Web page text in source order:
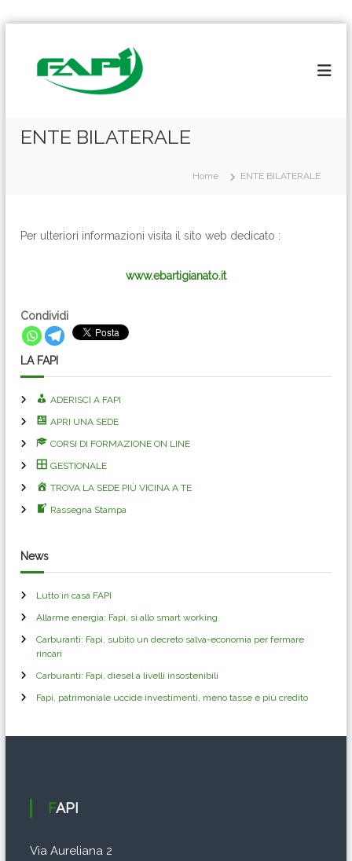
ENTE BILATERALE
Home ENTE BILATERALE
Per ulteriori informazioni visita il sito web dedicato :
www.ebartigianato.it
Condividi
LA FAPI
ADERISCI A FAPI
APRI UNA SEDE
CORSI DI FORMAZIONE ON LINE
GESTIONALE
TROVA LA SEDE PIÙ VICINA A TE
Rassegna Stampa
News
Lutto in casa FAPI
Allarme energia: Fapi, si allo smart working
Carburanti: Fapi, subito un decreto salva-economia per fermare
rincari
Carburanti: Fapi, diesel a livelli insostenibili
Fapi, patrimoniale uccide investimenti, meno tasse e più credito
FAPI
Via Aureliana 2